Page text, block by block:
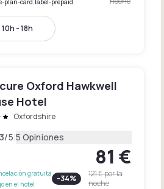
plan-card.label-prepaid
10h - 18h
Oxford Hawkwell
Hotel
Oxfordshire
/5|5 Opiniones
gratuita
en el hotel
81 €
-34% 121 €por la
noche